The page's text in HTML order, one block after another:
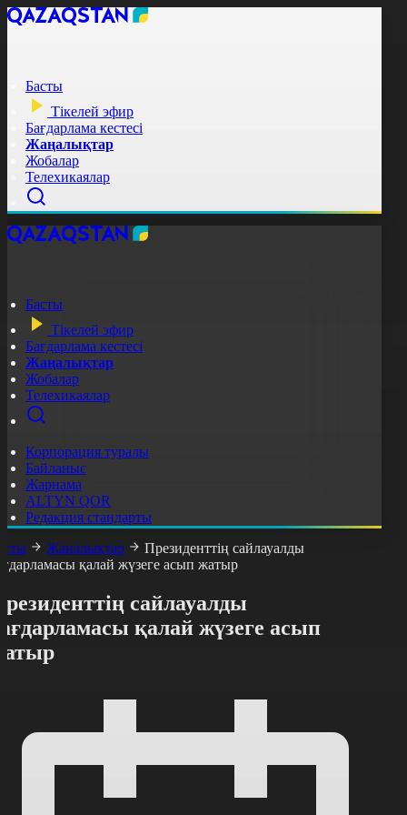
Басты
Тікелей эфир
Бағдарлама кестесі
Жаңалықтар
Жобалар
Телехикаялар
Басты
Тікелей эфир
Бағдарлама кестесі
Жаңалықтар
Жобалар
Телехикаялар
Корпорация туралы
Байланыс
Жарнама
ALTYN QOR
Редакция стандарты
Жаңалықтар
Президенттің сайлауалды
қалай жүзеге асып жатыр
сайлауалды
қалай жүзеге асып